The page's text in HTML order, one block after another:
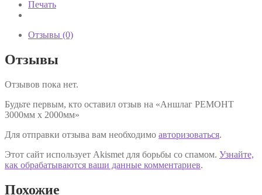
Печать
Отзывы (0)
Отзывы
Отзывов пока нет.
Будьте первым, кто оставил отзыв на «Аншлаг РЕМОНТ
3000мм х 2000мм»
Для отправки отзыва вам необходимо авторизоваться.
Этот сайт использует Akismet для борьбы со спамом. Узнайте,
как обрабатываются ваши данные комментариев.
Похожие